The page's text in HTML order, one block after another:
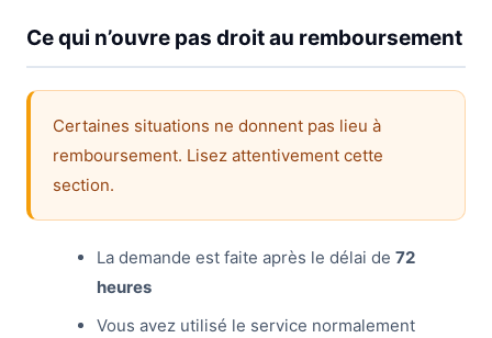
Ce qui n’ouvre pas droit au remboursement
Certaines situations ne donnent pas lieu à
remboursement. Lisez attentivement cette
section.
La demande est faite après le délai de 72
heures
Vous avez utilisé le service normalement